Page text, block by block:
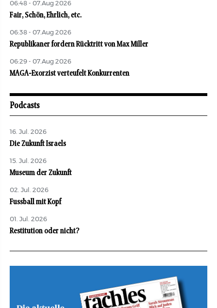
06:48 - 07.Aug 2026
Fair, Schön, Ehrlich, etc.
06:38 - 07.Aug 2026
Republikaner fordern Rücktritt von Max Miller
06:29 - 07.Aug 2026
MAGA-Exorzist verteufelt Konkurrenten
Podcasts
16. Jul. 2026
Die Zukunft Israels
15. Jul. 2026
Museum der Zukunft
02. Jul. 2026
Fussball mit Kopf
01. Jul. 2026
Restitution oder nicht?